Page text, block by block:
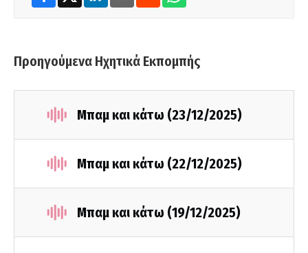
Προηγούμενα Ηχητικά Εκπομπής
Μπαμ και κάτω (23/12/2025)
Μπαμ και κάτω (22/12/2025)
Μπαμ και κάτω (19/12/2025)